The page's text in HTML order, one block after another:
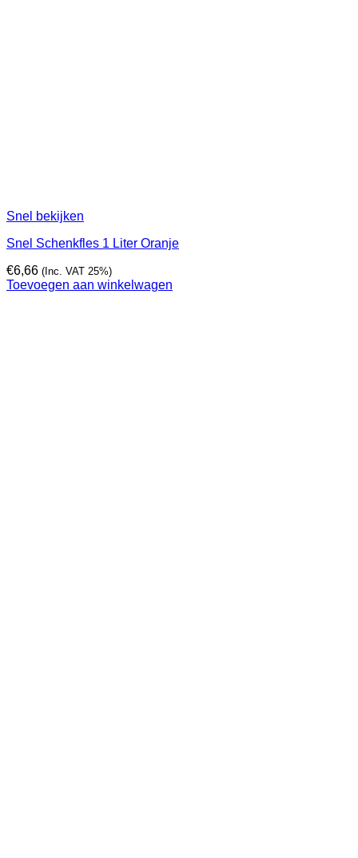
Snel bekijken
Snel Schenkfles 1 Liter Oranje
€6,66 (Inc. VAT 25%)
Toevoegen aan winkelwagen